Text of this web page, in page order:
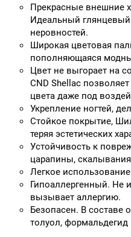
Прекрасные внешние
Идеальный
неровностей.
Широкая цветовая
пополняющаяся
Цвет не выгорает на
CND Shellac
цвета даже под
Укрепление ногтей,
Стойкое покрытие,
теряя эстетических
Устойчивость к
царапины,
Легкое
Гипоаллергенный. Не
вызывает аллергию.
Безопасен. В составе
толуол,